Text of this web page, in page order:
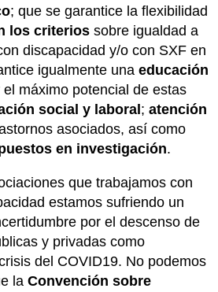
; que se garantice la flexibilidad
los criterios sobre igualdad a
discapacidad y/o con SXF en
igualmente una educación
máximo potencial de estas
social y laboral ; atención
asociados, así como
en investigación.
que trabajamos con
estamos sufriendo un
por el descenso de
y privadas como
del COVID19. No podemos
la Convención sobre